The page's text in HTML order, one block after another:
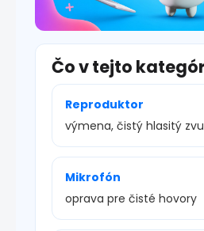
Čo v tejto
Reproduktor
výmena, čistý hlasitý
Mikrofón
oprava pre čisté hovory